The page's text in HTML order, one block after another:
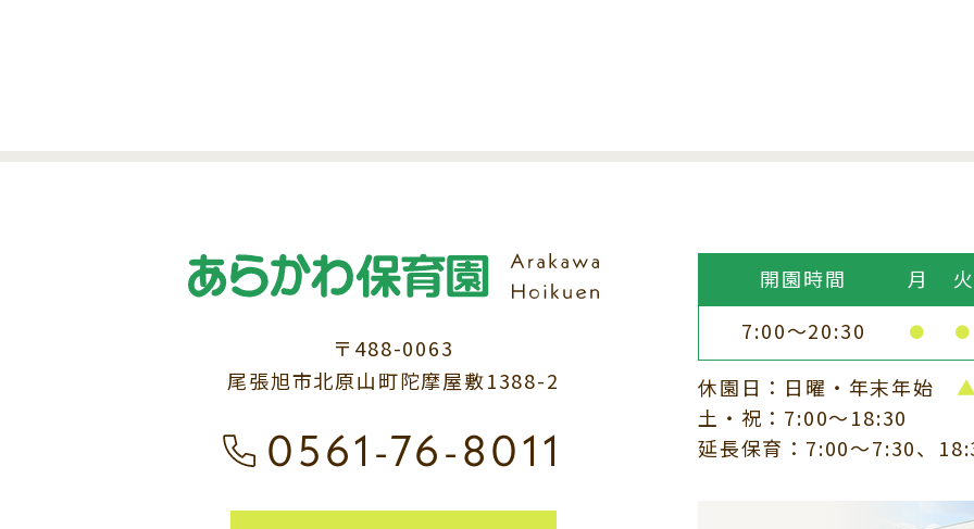
〒488-0063
尾張旭市北原山町陀摩屋敷1388-2
0561-76-8011
開園時間 月 火
7:00～20:30
● ●
休園日：日曜・年末年始 ▲
土・祝：7:00～18:30
延長保育：7:00～7:30、